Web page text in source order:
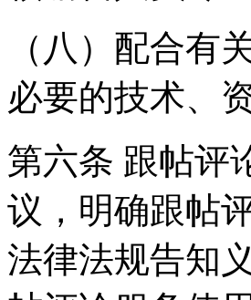
（八）配合有
必要的技术、
第六条 跟帖评
议，明确跟帖
法律法规告知